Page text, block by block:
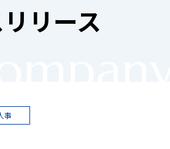
リース
事